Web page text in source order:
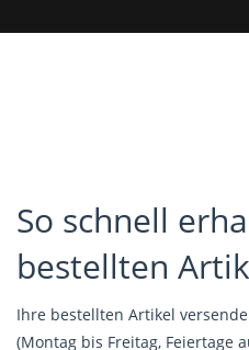
So schnell
bestellten
Ihre bestellten Artikel
(Montag bis Freitag, Feiertage